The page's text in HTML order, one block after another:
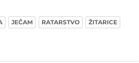
JEČAM RATARSTVO
ŽITARICE